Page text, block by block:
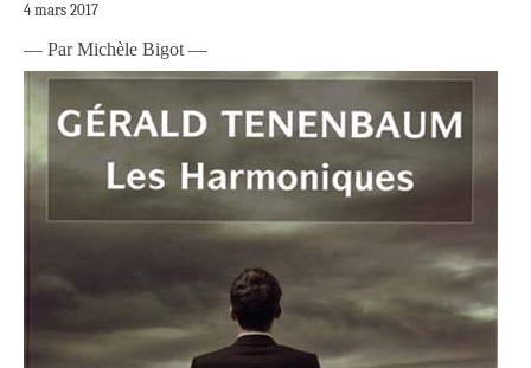
4 mars 2017
— Par Michèle Bigot —